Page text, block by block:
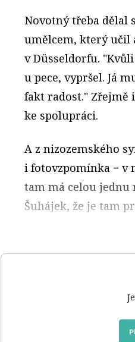
Novotný třeba dělal
umělcem, který učil
v Düsseldorfu.
u pece, vypršel. Já
fakt radost." Zřejmě
ke spolupráci.
A z nizozemského
i fotovzpomínka − v
tam má celou
Šuhájek, že je tam